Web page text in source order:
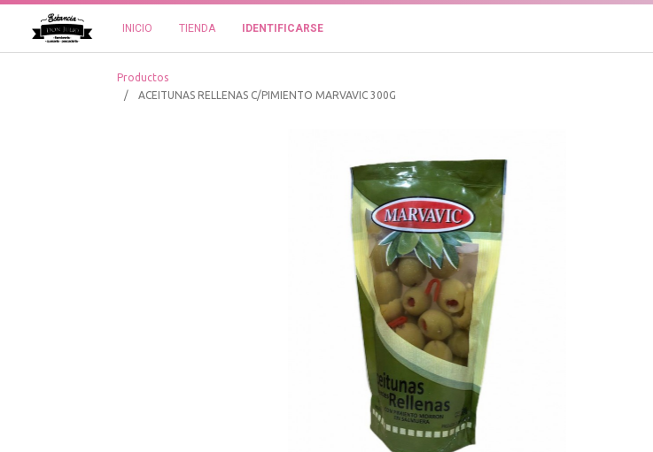
INICIO TIENDA IDENTIFICARSE
Productos
ACEITUNAS RELLENAS C/PIMIENTO MARVAVIC 300G